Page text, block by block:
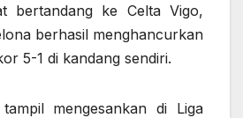
bertandang ke Celta Vigo,
berhasil menghancurkan
5-1 di kandang sendiri.
mengesankan di Liga